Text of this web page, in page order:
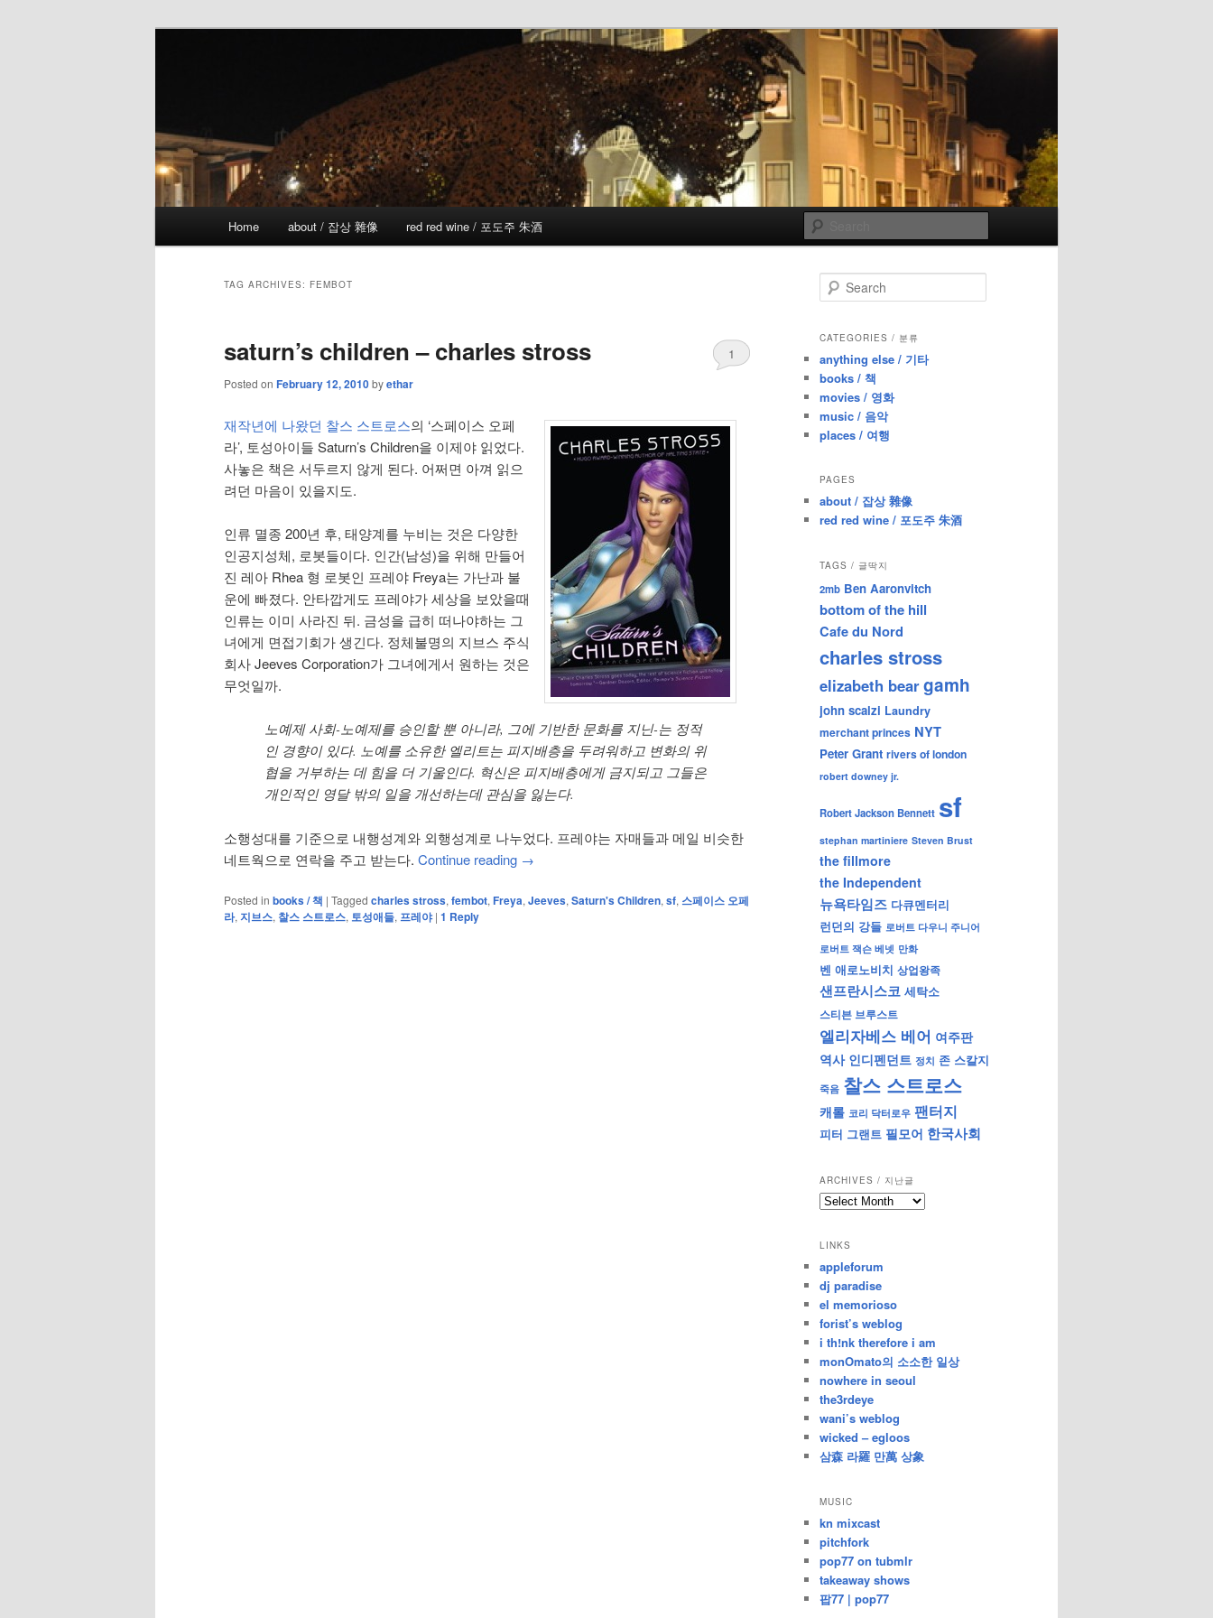
Home about / 잡상 雜像 red red wine / 포도주 朱酒
TAG ARCHIVES: FEMBOT
saturn’s children – charles stross
Posted on February 12, 2010byethar
1
재작년에 나왔던 찰스 스트로스의 ‘스페이스 오페
라’, 토성아이들 Saturn’s Children을 이제야 읽었다.
사놓은 책은 서두르지 않게 된다. 어쩌면 아껴 읽으
려던 마음이 있을지도.
인류 멸종 200년 후, 태양계를 누비는 것은 다양한
인공지성체, 로봇들이다. 인간(남성)을 위해 만들어
진 레아 Rhea 형 로봇인 프레야 Freya는 가난과 불
운에 빠졌다. 안타깝게도 프레야가 세상을 보았을때
인류는 이미 사라진 뒤. 금성을 급히 떠나야하는 그
녀에게 면접기회가 생긴다. 정체불명의 지브스 주식
회사 Jeeves Corporation가 그녀에게서 원하는 것은
무엇일까.
노예제 사회-노예제를 승인할 뿐 아니라, 그에 기반한 문화를 지닌-는 정적
인 경향이 있다. 노예를 소유한 엘리트는 피지배층을 두려워하고 변화의 위
협을 거부하는 데 힘을 더 기울인다. 혁신은 피지배층에게 금지되고 그들은
개인적인 영달 밖의 일을 개선하는데 관심을 잃는다.
소행성대를 기준으로 내행성계와 외행성계로 나누었다. 프레야는 자매들과 메일 비슷한
네트웍으로 연락을 주고 받는다. Continue reading →
Posted in books / 책 | Tagged charles stross, fembot, Freya, Jeeves, Saturn's Children, sf, 스페이스 오페
라, 지브스, 찰스 스트로스, 토성애들, 프레야 | 1 Reply
e
r
h
CATEGORIES / 분류
anything else / 기타
books / 책
movies / 영화
music / 음악
places / 여행
PAGES
about / 잡상 雜像
red red wine / 포도주 朱酒
TAGS / 글딱지
2mb Ben Aaronvitch
bottom of the hill
Cafe du Nord
charles stross
elizabeth beargamh
john scalzi Laundry
merchant princes NYT
Peter Grant rivers of london
robert downey jr.
Robert Jackson Bennett sf
stephan martiniere Steven Brust
the fillmore
the Independent
뉴욕타임즈 다큐멘터리
런던의 강들 로버트 다우니 주니어
로버트 잭슨 베넷 만화
벤 애로노비치 상업왕족
샌프란시스코 세탁소
스티븐 브루스트
엘리자베스 베어 여주판
역사 인디펜던트 정치 존 스칼지
죽음 찰스 스트로스
캐롤 코리 닥터로우 팬터지
피터 그랜트 필모어 한국사회
ARCHIVES / 지난글
archives
난
글
LINKS
appleforum
dj paradise
el memorioso
forist’s weblog
i th!nk therefore i am
monOmato의 소소한 일상
nowhere in seoul
the3rdeye
wani’s weblog
wicked – egloos
삼森 라羅 만萬 상象
MUSIC
kn mixcast
pitchfork
pop77 on tubmlr
takeaway shows
팝77 | pop77